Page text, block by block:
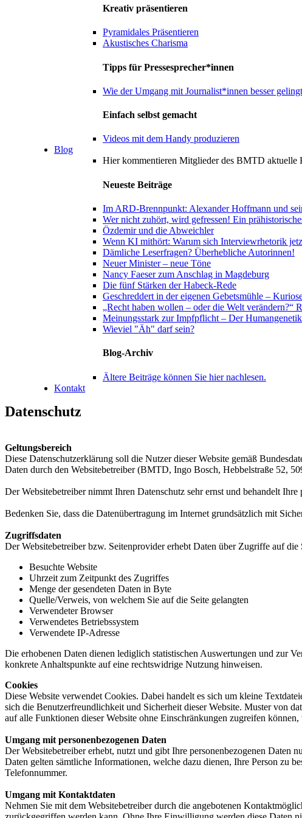
Kreativ präsentieren
Pyramidales Präsentieren
Akustisches Charisma
Tipps für Pressesprecher*innen
Wie der Umgang mit Journalist*innen besser gelingt
Einfach selbst gemacht
Videos mit dem Handy produzieren
Blog
Hier kommentieren Mitglieder des BMTD aktuelle
Neueste Beiträge
Im ARD-Brennpunkt: Alexander Hoffmann und
Wer nicht zuhört, wird gefressen! Ein
Özdemir und die Abweichler
Wenn KI mithört: Warum sich Interviewrhetorik
Dämliche Leserfragen? Überhebliche Autorinnen!
Neuer Minister – neue Töne
Nancy Faeser zum Anschlag in Magdeburg
Die fünf Stärken der Habeck-Rede
Geschreddert in der eigenen Gebetsmühle –
„Recht haben wollen – oder die Welt verändern?“
Meinungsstark zur Impfpflicht – Der
Wieviel "Äh" darf sein?
Blog-Archiv
Ältere Beiträge können Sie hier nachlesen.
Kontakt
Datenschutz
Geltungsbereich
Diese Datenschutzerklärung soll die Nutzer dieser Website gemäß
Daten durch den Websitebetreiber (BMTD, Ingo Bosch, Hebbelstraße 52,
Der Websitebetreiber nimmt Ihren Datenschutz sehr ernst und behandelt
Bedenken Sie, dass die Datenübertragung im Internet grundsätzlich mit
Zugriffsdaten
Der Websitebetreiber bzw. Seitenprovider erhebt Daten über Zugriffe auf
Besuchte Website
Uhrzeit zum Zeitpunkt des Zugriffes
Menge der gesendeten Daten in Byte
Quelle/Verweis, von welchem Sie auf die Seite gelangten
Verwendeter Browser
Verwendetes Betriebssystem
Verwendete IP-Adresse
Die erhobenen Daten dienen lediglich statistischen Auswertungen und zur
konkrete Anhaltspunkte auf eine rechtswidrige Nutzung hinweisen.
Cookies
Diese Website verwendet Cookies. Dabei handelt es sich um kleine
sich die Benutzerfreundlichkeit und Sicherheit dieser Website. Muster von
auf alle Funktionen dieser Website ohne Einschränkungen zugreifen
Umgang mit personenbezogenen Daten
Der Websitebetreiber erhebt, nutzt und gibt Ihre personenbezogenen Daten
Daten gelten sämtliche Informationen, welche dazu dienen, Ihre Person zu
Telefonnummer.
Umgang mit Kontaktdaten
Nehmen Sie mit dem Websitebetreiber durch die angebotenen